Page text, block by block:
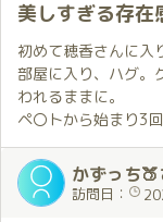
琥珀の豪華なお部屋
しかったです。
いつも優しく寄り添
ことにとても感謝し
優しくて美人で可愛
会いできることを嬉
来月の予約もお願い
からのハグ🤗、それ
止まりません😤。
今回は特にプレイで
んにお任せだったの
てくれて大変至福の
今回特に驚いたのは
いてくれた事でした
その事に興奮が更
美しすぎる存在
初めて穂香さんに入
部屋に入り、ハグ。
われるままに。
ペ〇トから始まり3
エ〇チはお上手です
話も面白く楽しませ
お風呂に入り、温泉
あっという間の②時
かずっち
訪問日：